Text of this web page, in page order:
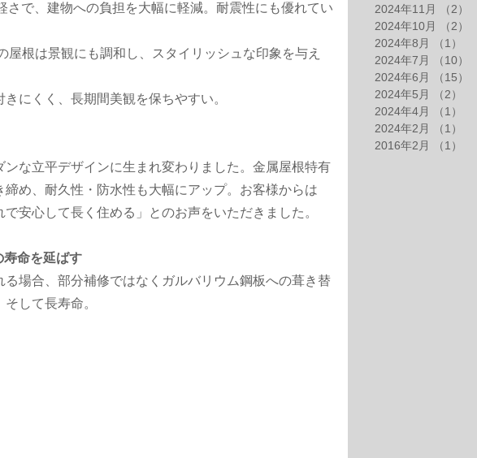
さで、建物への負担を大幅に軽減。耐震性にも優れてい
屋根は景観にも調和し、スタイリッシュな印象を与え
にくく、長期間美観を保ちやすい。
な立平デザインに生まれ変わりました。金属屋根特有
め、耐久性・防水性も大幅にアップ。お客様からは
安心して長く住める」とのお声をいただきました。
寿命を延ばす
場合、部分補修ではなくガルバリウム鋼板への葺き替
して長寿命。
2024年11月
（2）
2024年10月
（2）
2024年8月
（1）
2024年7月
（10）
2024年6月
（15）
2024年5月
（2）
2024年4月
（1）
2024年2月
（1）
2016年2月
（1）